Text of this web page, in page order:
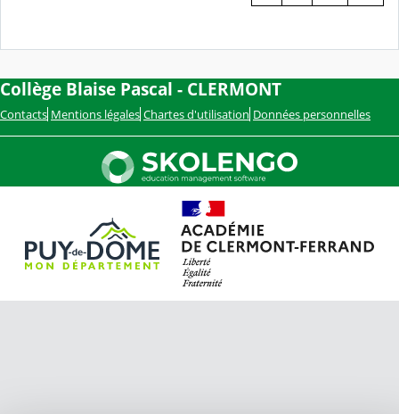
Collège Blaise Pascal - CLERMONT
Contacts Mentions légales Chartes d'utilisation Données personnelles